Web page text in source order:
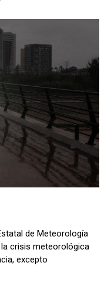
de Meteorología
crisis meteorológica
excepto